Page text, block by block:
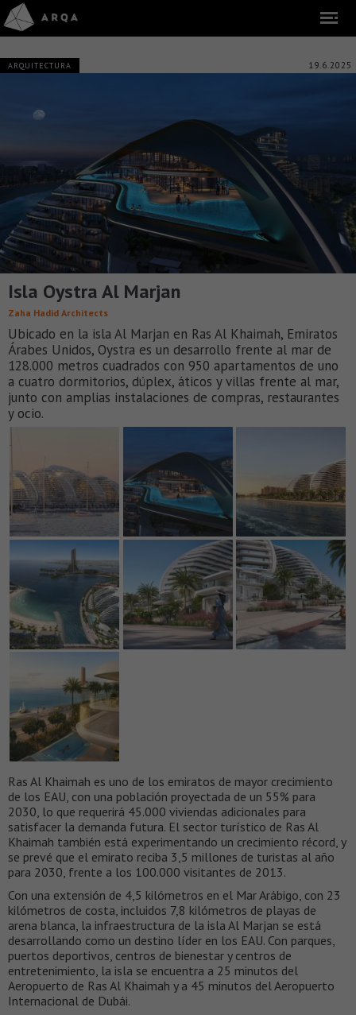
ARQUITECTURA 19.6.2025
Isla Oystra Al Marjan
Zaha Hadid Architects
Ubicado en la isla Al Marjan en Ras Al Khaimah, Emiratos
Árabes Unidos, Oystra es un desarrollo frente al mar de
128.000 metros cuadrados con 950 apartamentos de uno
a cuatro dormitorios, dúplex, áticos y villas frente al mar,
junto con amplias instalaciones de compras, restaurantes
y ocio.
Ras Al Khaimah es uno de los emiratos de mayor crecimiento
de los EAU, con una población proyectada de un 55% para
2030, lo que requerirá 45.000 viviendas adicionales para
satisfacer la demanda futura. El sector turístico de Ras Al
Khaimah también está experimentando un crecimiento récord, y
se prevé que el emirato reciba 3,5 millones de turistas al año
para 2030, frente a los 100.000 visitantes de 2013.
Con una extensión de 4,5 kilómetros en el Mar Arábigo, con 23
kilómetros de costa, incluidos 7,8 kilómetros de playas de
arena blanca, la infraestructura de la isla Al Marjan se está
desarrollando como un destino líder en los EAU. Con parques,
puertos deportivos, centros de bienestar y centros de
entretenimiento, la isla se encuentra a 25 minutos del
Aeropuerto de Ras Al Khaimah y a 45 minutos del Aeropuerto
Internacional de Dubái.